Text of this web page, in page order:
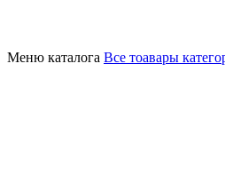
Меню каталога Все тоавары